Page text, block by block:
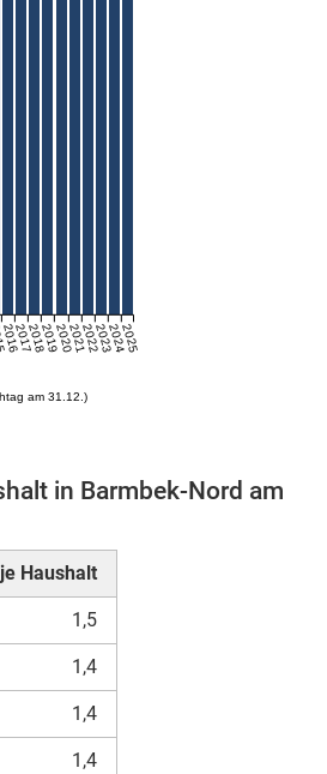
am 31.12.)
2016201720182019202020212022202320242025
in Barmbek-Nord am
Haushalt
1,5
1,4
1,4
1,4